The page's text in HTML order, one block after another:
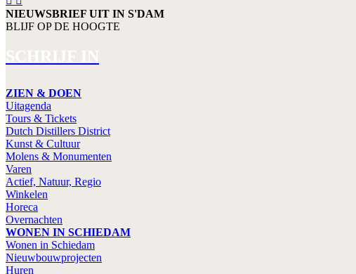
NIEUWSBRIEF UIT IN S'DAM
BLIJF OP DE HOOGTE
SCHRIJF IN
ZIEN & DOEN
Uitagenda
Tours & Tickets
Dutch Distillers District
Kunst & Cultuur
Molens & Monumenten
Varen
Actief, Natuur, Regio
Winkelen
Horeca
Overnachten
WONEN IN SCHIEDAM
Wonen in Schiedam
Nieuwbouwprojecten
Huren